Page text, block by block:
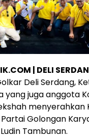
| DELI
Deli Serdang,
juga anggota
Golongan
Tambunan.